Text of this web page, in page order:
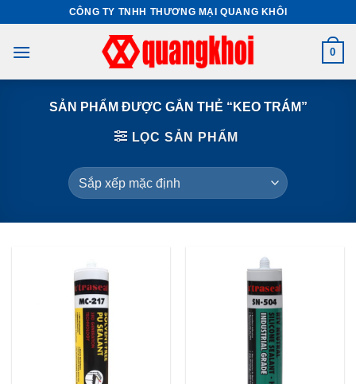
content
CÔNG TY TNHH THƯƠNG MẠI QUANG KHÔI
0
SẢN PHẨM ĐƯỢC GẮN THẺ “KEO TRÁM”
LỌC SẢN PHẨM